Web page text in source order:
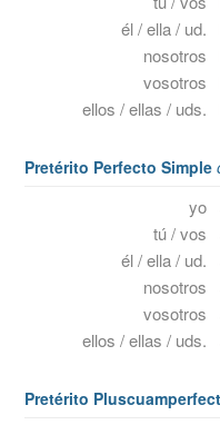
él / ella / ud.
nosotros
vosotros
ellos / ellas / uds.
Pretérito Perfecto Simple
yo
tú / vos
él / ella / ud.
nosotros
vosotros
ellos / ellas / uds.
Pretérito